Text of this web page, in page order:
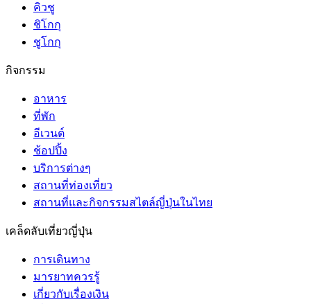
คิวชู
ชิโกกุ
ชูโกกุ
กิจกรรม
อาหาร
ที่พัก
อีเวนต์
ช้อปปิ้ง
บริการต่างๆ
สถานที่ท่องเที่ยว
สถานที่และกิจกรรมสไตล์ญี่ปุ่นในไทย
เคล็ดลับเที่ยวญี่ปุ่น
การเดินทาง
มารยาทควรรู้
เกี่ยวกับเรื่องเงิน